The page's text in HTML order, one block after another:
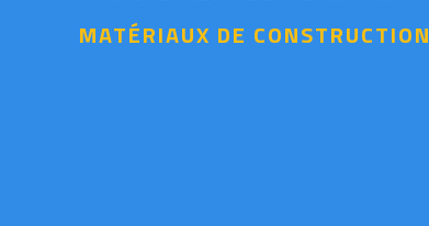
MATÉRIAUX DE CONSTRUCTION